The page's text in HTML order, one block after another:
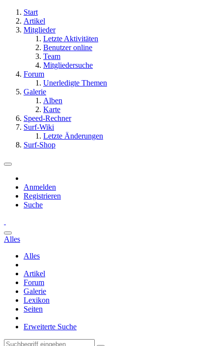
Start
Artikel
Mitglieder
Letzte Aktivitäten
Benutzer online
Team
Mitgliedersuche
Forum
Unerledigte Themen
Galerie
Alben
Karte
Speed-Rechner
Surf-Wiki
Letzte Änderungen
Surf-Shop
Anmelden
Registrieren
Suche
Alles
Alles
Artikel
Forum
Galerie
Lexikon
Seiten
Erweiterte Suche